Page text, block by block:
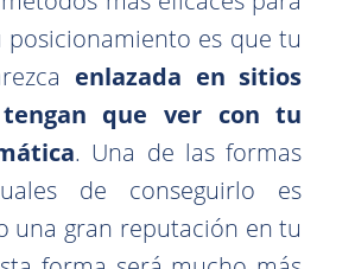
posicionamiento es que tu
enlazada en sitios
que ver con tu
. Una de las formas
de conseguirlo es
una gran reputación en tu